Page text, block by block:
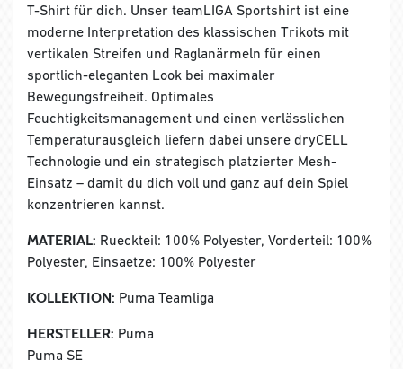
T-Shirt für dich. Unser teamLIGA Sportshirt ist eine
moderne Interpretation des klassischen Trikots mit
vertikalen Streifen und Raglanärmeln für einen
sportlich-eleganten Look bei maximaler
Bewegungsfreiheit. Optimales
Feuchtigkeitsmanagement und einen verlässlichen
Temperaturausgleich liefern dabei unsere dryCELL
Technologie und ein strategisch platzierter Mesh-
Einsatz – damit du dich voll und ganz auf dein Spiel
konzentrieren kannst.
MATERIAL: Rueckteil: 100% Polyester, Vorderteil: 100%
Polyester, Einsaetze: 100% Polyester
KOLLEKTION: Puma Teamliga
HERSTELLER: Puma
Puma SE